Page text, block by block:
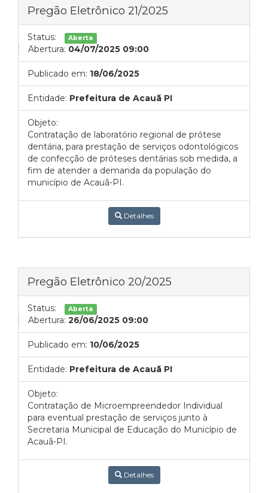
Pregão Eletrônico 21/2025
Status: Aberta
Abertura: 04/07/2025 09:00
Publicado em: 18/06/2025
Entidade: Prefeitura de Acauã PI
Objeto:
Contratação de laboratório regional de prótese
dentária, para prestação de serviços odontológicos
de confecção de próteses dentárias sob medida, a
fim de atender a demanda da população do
município de Acauã-PI.
Detalhes
Pregão Eletrônico 20/2025
Status: Aberta
Abertura: 26/06/2025 09:00
Publicado em: 10/06/2025
Entidade: Prefeitura de Acauã PI
Objeto:
Contratação de Microempreendedor Individual
para eventual prestação de serviços junto à
Secretaria Municipal de Educação do Município de
Acauã-PI.
Detalhes